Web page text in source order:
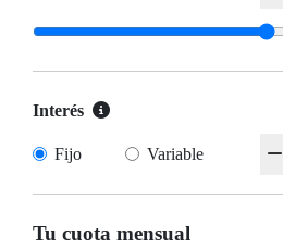
Interés
Fijo Variable
Tu cuota mensual